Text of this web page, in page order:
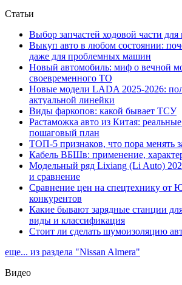
Статьи
Выбор запчастей ходовой части
Выкуп авто в любом состоянии:
даже для проблемных машин
Новый автомобиль: миф о вечной
своевременного ТО
Новые модели LADA 2025-2026:
актуальной линейки
Виды фаркопов: какой бывает ТСУ
Растаможка авто из Китая:
пошаговый план
ТОП-5 признаков, что пора менять
Кабель ВБШв: применение,
Модельный ряд Lixiang (Li Auto)
и сравнение
Сравнение цен на спецтехнику от
конкурентов
Какие бывают зарядные станции
виды и классификация
Стоит ли сделать шумоизоляцию
еще... из раздела "Nissan Almera"
Видео